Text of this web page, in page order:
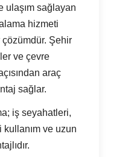
ulaşım sağlayan
hizmeti
Şehir
ve çevre
araç
sağlar.
iş seyahatleri,
kullanım ve uzun